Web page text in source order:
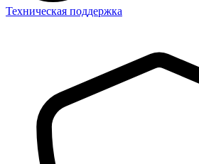
Техническая поддержка